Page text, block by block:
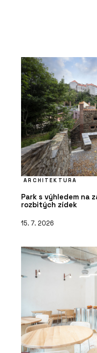
ARCHITEKTURA
Park s výhledem na
rozbitých zídek
15. 7. 2026